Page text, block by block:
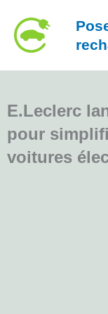
contenu
E.Leclerc
pour
voitures